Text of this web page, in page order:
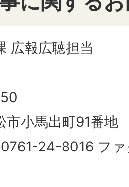
広報広聴担当
市小馬出町91番地
0761-24-8016 フ